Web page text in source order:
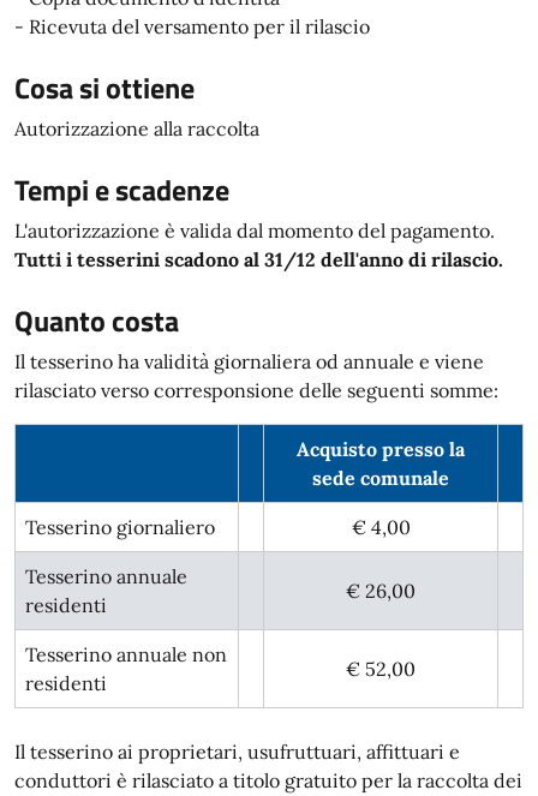
- Ricevuta del versamento per il rilascio
Cosa si ottiene
Autorizzazione alla raccolta
Tempi e scadenze
L'autorizzazione è valida dal momento del pagamento.
Tutti i tesserini scadono al 31/12 dell'anno di rilascio.
Quanto costa
Il tesserino ha validità giornaliera od annuale e viene
rilasciato verso corresponsione delle seguenti somme:
Acquisto presso la
sede comunale
Tesserino giornaliero € 4,00
Tesserino annuale
residenti
€ 26,00
Tesserino annuale non
residenti
€ 52,00
Il tesserino ai proprietari, usufruttuari, affittuari e
conduttori è rilasciato a titolo gratuito per la raccolta dei